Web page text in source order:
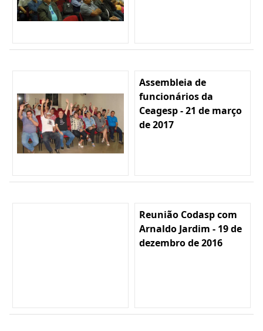
Assembleia de
funcionários da
Ceagesp - 21 de março
de 2017
Reunião Codasp com
Arnaldo Jardim - 19 de
dezembro de 2016